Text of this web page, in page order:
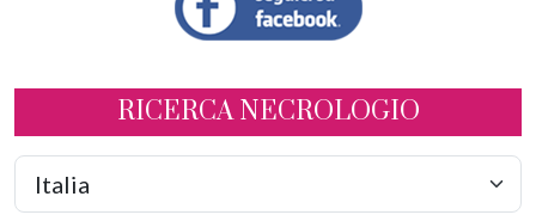
RICERCA NECROLOGIO